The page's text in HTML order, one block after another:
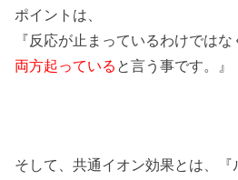
ポイントは、
『反応が止まっているわけではな
両方起っている と言う事です。』
そして、共通イオン効果とは、『